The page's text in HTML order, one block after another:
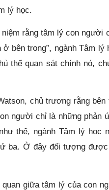
lý học.
rằng tâm lý con người
bên trong”, ngành Tâm lý
thể quan sát chính nó,
chủ trương rằng bên
người chỉ là những phản
thế, ngành Tâm lý học
ba. Ở đây đối tượng được
giữa tâm lý của con